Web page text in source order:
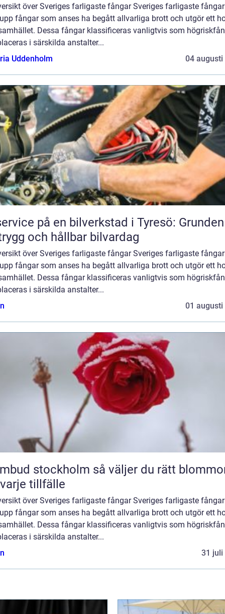
över Sveriges farligaste fångar Sveriges farligaste
fångar som anses ha begått allvarliga brott och utgör ett
Dessa fångar klassificeras vanligtvis som
i särskilda anstalter...
Uddenholm
04 augusti
på en bilverkstad i Tyresö:
och hållbar bilvardag
över Sveriges farligaste fångar Sveriges farligaste
fångar som anses ha begått allvarliga brott och utgör ett
Dessa fångar klassificeras vanligtvis som
i särskilda anstalter...
01 augusti
stockholm så väljer du rätt blommor
tillfälle
över Sveriges farligaste fångar Sveriges farligaste
fångar som anses ha begått allvarliga brott och utgör ett
Dessa fångar klassificeras vanligtvis som
i särskilda anstalter...
31 juli